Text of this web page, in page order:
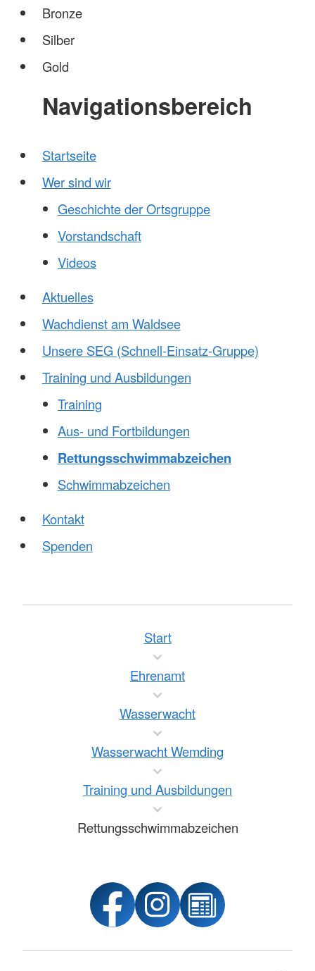
Bronze
Silber
Gold
Navigationsbereich
Startseite
Wer sind wir
Geschichte der Ortsgruppe
Vorstandschaft
Videos
Aktuelles
Wachdienst am Waldsee
Unsere SEG (Schnell-Einsatz-Gruppe)
Training und Ausbildungen
Training
Aus- und Fortbildungen
Rettungsschwimmabzeichen
Schwimmabzeichen
Kontakt
Spenden
Start
Ehrenamt
Wasserwacht
Wasserwacht Wemding
Training und Ausbildungen
Rettungsschwimmabzeichen